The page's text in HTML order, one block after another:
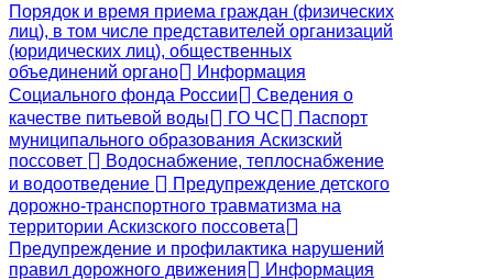
Порядок и время приема граждан (физических
лиц), в том числе представителей организаций
(юридических лиц), общественных
объединений органо
Информация
Социального фонда России
Сведения о
качестве питьевой воды
ГО ЧС
Паспорт
муниципального образования Аскизский
поссовет
Водоснабжение, теплоснабжение
и водоотведение
Предупреждение детского
дорожно-транспортного травматизма на
территории Аскизского поссовета
Предупреждение и профилактика нарушений
правил дорожного движения
Информация